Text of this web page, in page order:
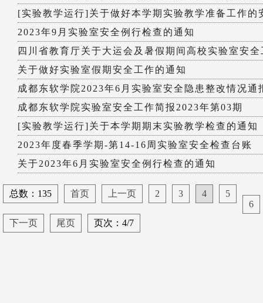
[实验教学运行]关于做好本学期实验教学准备工作的
2023年9月实验室安全例行检查的通知
四川省教育厅关于大运会及暑假期间高校实验室安
关于做好实验室假期安全工作的通知
成都东软学院2023年6月实验室安全隐患整改情况通
成都东软学院实验室安全工作简报2023年第03期
[实验教学运行]关于本学期期末实验教学检查的通知
2023年度春季学期-第14-16周实验室安全检查台账
关于2023年6月实验室安全例行检查的通知
总数：135 首页 上一页 2 3 4
5
6
下一页
尾页 页次：4/7